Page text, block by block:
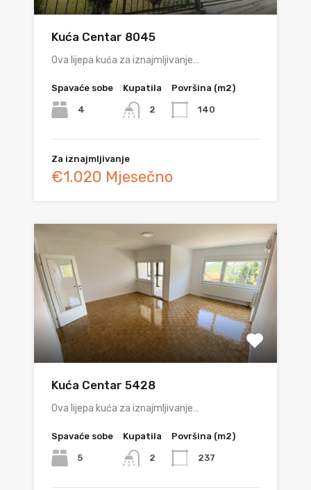
Kuća Centar 8045
Ova lijepa kuća za iznajmljivanje…
Spavaće sobe
4
Kupatila
2
Površina (m2)
140
Za iznajmljivanje
€1.020 Mjesečno
Kuća Centar 5428
Ova lijepa kuća za iznajmljivanje…
Spavaće sobe
5
Kupatila
2
Površina (m2)
237